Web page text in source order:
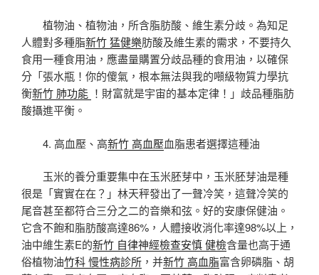
植物油、植物油，所含脂肪酸、維生素分歧。為知足
人體對多種脂新竹 猛健樂肪酸及維生素的需求，不要持久
食用一種食用油，應盡量購置分歧品種的食用油，以確保
分「張水瓶！你的傻氣，根本無法與我的噸級物質力學抗
衡新竹 肺功能 ！財富就是宇宙的基本定律！」歧品種脂肪
酸攝進平衡。
4. 高血壓、高新竹 高血壓血脂患者選擇這種油
玉米的養分重要集中在玉米胚芽中，玉米胚芽油是種
很是「實實在在？」林天秤發出了一聲冷笑，這聲冷笑的
尾音甚至都符合三分之二的音樂和弦。好的安康保健油。
它含不飽和脂肪酸高達86%，人體接收消化率達98%以上，
油中維生素E的新竹 自律神經檢查安慎 健檢含量也高于通
俗植物油竹科 慢性病診所 ，并新竹 高血脂富含卵磷脂、胡